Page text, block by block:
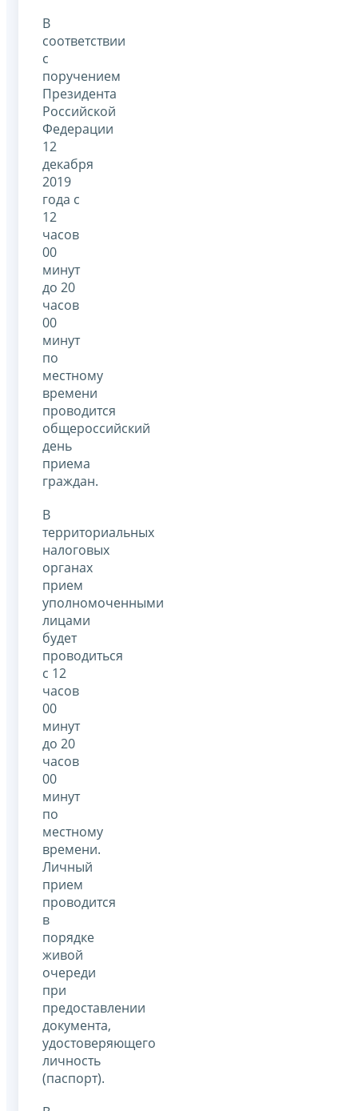
В
соответствии
с
поручением
Президента
Российской
Федерации
12
декабря
2019
года с
12
часов
00
минут
до 20
часов
00
минут
по
местному
времени
проводится
общероссийский
день
приема
граждан.
В
территориальных
налоговых
органах
прием
уполномоченными
лицами
будет
проводиться
с 12
часов
00
минут
до 20
часов
00
минут
по
местному
времени.
Личный
прием
проводится
в
порядке
живой
очереди
при
предоставлении
документа,
удостоверяющего
личность
(паспорт).